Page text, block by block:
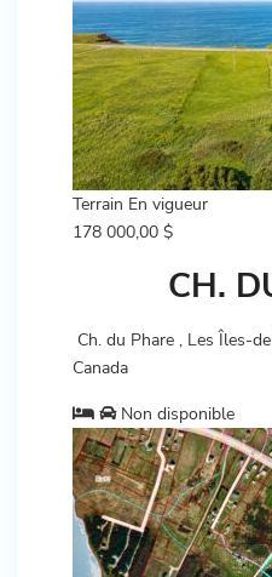
Terrain En vigueur
178 000,00 $
CH.
Ch. du Phare , Les Îles-
Canada
Non disponible